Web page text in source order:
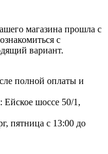
магазина прошла с
с
вариант.
полной оплаты и
Ейское шоссе 50/1,
пятница с 13:00 до